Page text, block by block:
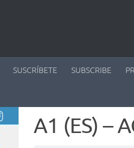
SUSCRÍBETE SUBSCRIBE
A1 (ES) –